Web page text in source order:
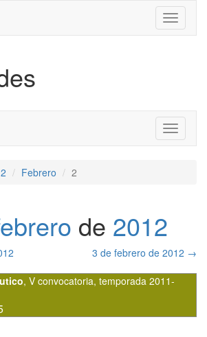
Toggle
Febrero 2
de 2012
3 de febrero de 2012 →
, V convocatoria, temporada 2011-